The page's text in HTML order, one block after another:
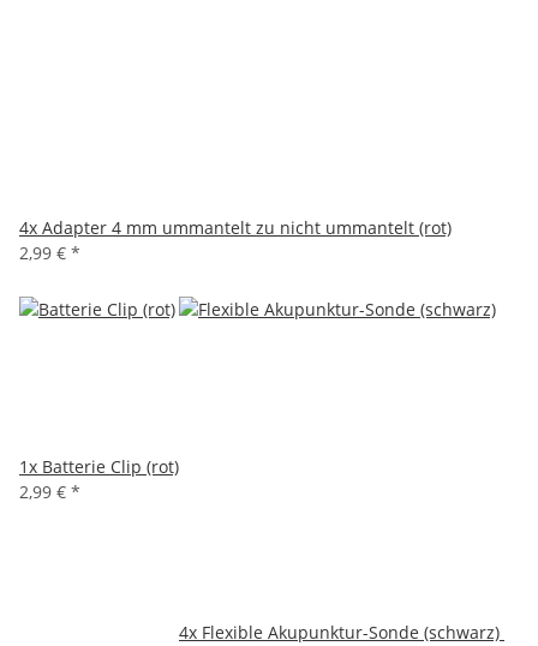
4x Adapter 4 mm ummantelt zu nicht ummantelt (rot)
2,99 € *
1x Batterie Clip (rot)
2,99 € *
4x Flexible Akupunktur-Sonde (schwarz)